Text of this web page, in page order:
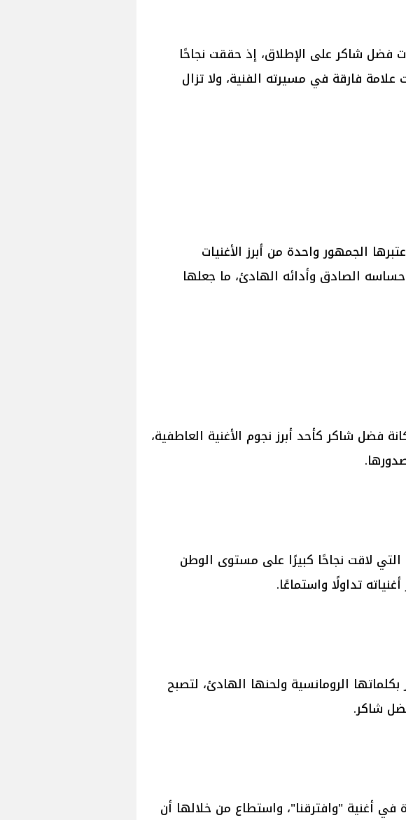
فضل شاكر على الإطلاق، إذ حققت نجاحًا
فارقة في مسيرته الفنية، ولا تزال
الجمهور واحدة من أبرز الأغنيات
الصادق وأدائه الهادئ، ما جعلها
فضل شاكر كأحد أبرز نجوم الأغنية العاطفية،
التي لاقت نجاحًا كبيرًا على مستوى الوطن
تداولًا واستماعًا.
الرومانسية ولحنها الهادئ، لتصبح
شاكر.
أغنية "وافترقنا"، واستطاع من خلالها أن